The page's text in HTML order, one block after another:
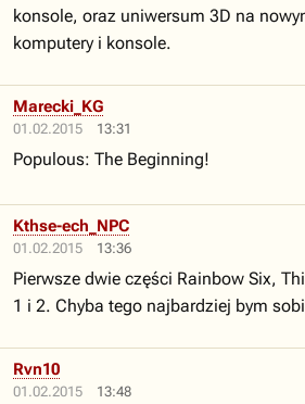
konsole, oraz uniwersum 3D na
komputery i konsole.
01.02.2015 13:31
Marecki_KG
Populous: The Beginning!
01.02.2015 13:36
Kthse-ech_NPC
Pierwsze dwie części Rainbow Six,
1 i 2. Chyba tego najbardziej bym
01.02.2015 13:48
Rvn10